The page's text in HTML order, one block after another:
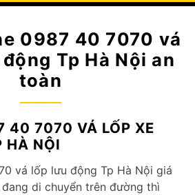
0987 40 7070 vá
Tp Hà Nội an
toàn
40 7070 VÁ LỐP XE
HÀ NỘI
vá lốp lưu động Tp Hà Nội giá
di chuyển trên đường thì